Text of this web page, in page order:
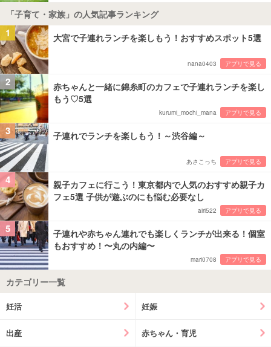
「子育て・家族」の人気記事ランキング
1 大宮で子連れランチを楽しもう！おすすめスポット5選
nana0403 アプリで見る
2
赤ちゃんと一緒に錦糸町のカフェで子連れランチを楽し
もう♡5選
kurumi_mochi_mana アプリで見る
3 子連れでランチを楽しもう！～渋谷編～
あさこっち アプリで見る
4
親子カフェに行こう！東京都内で人気のおすすめ親子カ
フェ5選 子供が遊ぶのにも悩む必要なし
airi522 アプリで見る
5
子連れや赤ちゃん連れでも楽しくランチが出来る！個室
もおすすめ！〜丸の内編〜
mari0708 アプリで見る
カテゴリー一覧
妊活 妊娠
出産 赤ちゃん・育児